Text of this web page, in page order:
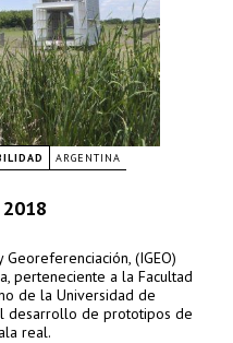
ARGENTINA
(IGEO)
perteneciente a la Facultad
de la Universidad de
desarrollo de prototipos de
real.